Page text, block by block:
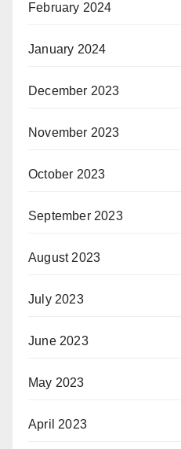
February 2024
January 2024
December 2023
November 2023
October 2023
September 2023
August 2023
July 2023
June 2023
May 2023
April 2023